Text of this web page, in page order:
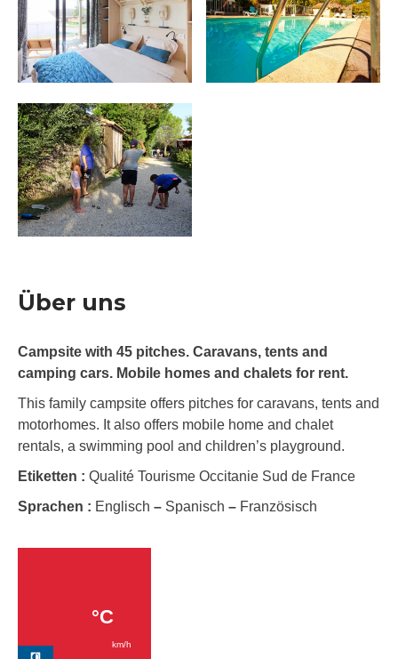
Über uns
Campsite with 45 pitches. Caravans, tents and
camping cars. Mobile homes and chalets for rent.
This family campsite offers pitches for caravans, tents and
motorhomes. It also offers mobile home and chalet
rentals, a swimming pool and children’s playground.
Etiketten : Qualité Tourisme Occitanie Sud de France
Sprachen : Englisch – Spanisch – Französisch